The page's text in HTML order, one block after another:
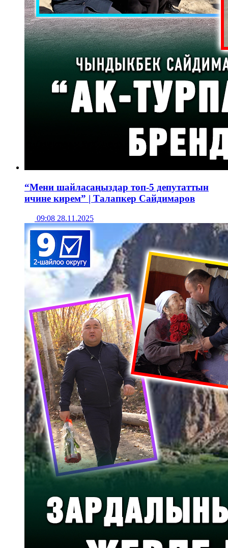
“Мени шайласаңыздар топ-5 депутаттын
ичине кирем” | Талапкер Сайдимаров
09:08 28.11.2025